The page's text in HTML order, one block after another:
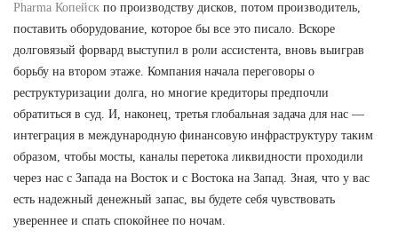
Pharma Копейск по производству дисков, потом производитель,
поставить оборудование, которое бы все это писало. Вскоре
долговязый форвард выступил в роли ассистента, вновь выиграв
борьбу на втором этаже. Компания начала переговоры о
реструктуризации долга, но многие кредиторы предпочли
обратиться в суд. И, наконец, третья глобальная задача для нас —
интеграция в международную финансовую инфраструктуру таким
образом, чтобы мосты, каналы перетока ликвидности проходили
через нас с Запада на Восток и с Востока на Запад. Зная, что у вас
есть надежный денежный запас, вы будете себя чувствовать
увереннее и спать спокойнее по ночам.